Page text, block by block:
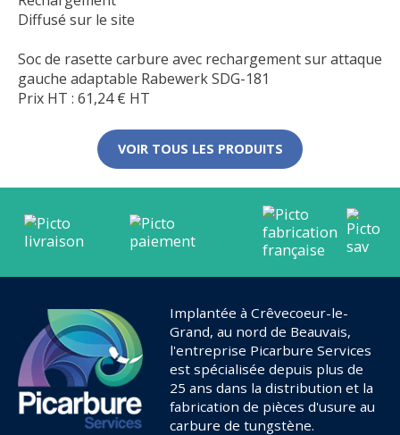
Diffusé sur le site
Soc de rasette carbure avec rechargement sur attaque
gauche adaptable Rabewerk SDG-181
Prix HT : 61,24€ HT
VOIR TOUS LES PRODUITS
Implantée à Crêvecoeur-le-
Grand, au nord de Beauvais,
l'entreprise Picarbure Services
est spécialisée depuis plus de
25 ans dans la distribution et la
fabrication de pièces d'usure au
carbure de tungstène.